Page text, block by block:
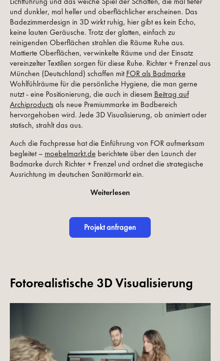
und dunkler, mal heller und oberflächlicher erscheinen. Das
Badezimmerdesign in 3D wirkt ruhig, hier gibt es kein Echo,
keine lauten Geräusche. Trotz der glatten, einfach zu
reinigenden Oberflächen strahlen die Räume Ruhe aus.
Mattierte Oberflächen, verwinkelte Räume und der Einsatz
vereinzelter Textilien sorgen für diese Ruhe. Richter + Frenzel aus
München (Deutschland) schaffen mitFOR als Badmarke
Wohlfühlräume für die persönliche Hygiene, die man gerne
nutzt - eine Positionierung, die auch in diesem Beitrag auf
Archiproductsals neue Premiummarke im Badbereich
hervorgehoben wird. Jede 3D Visualisierung, ob animiert oder
statisch, strahlt das aus.
Auch die Fachpresse hat die Einführung von FOR aufmerksam
begleitet – moebelmarkt.de berichtete über den Launch der
Badmarke durch Richter + Frenzel und ordnet die strategische
Ausrichtung im deutschen Sanitärmarkt ein.
Weiterlesen
Projekt anfragen
Fotorealistische 3D Visualisierung